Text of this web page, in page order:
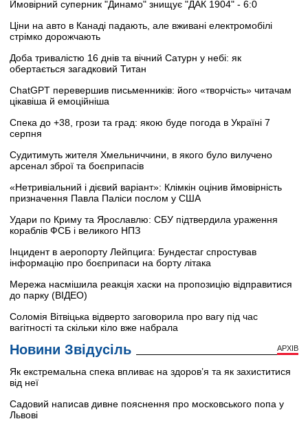
Ймовірний суперник "Динамо" знищує "ДАК 1904" - 6:0
Ціни на авто в Канаді падають, але вживані електромобілі
стрімко дорожчають
Доба тривалістю 16 днів та вічний Сатурн у небі: як
обертається загадковий Титан
ChatGPT перевершив письменників: його «творчість» читачам
цікавіша й емоційніша
Спека до +38, грози та град: якою буде погода в Україні 7
серпня
Судитимуть жителя Хмельниччини, в якого було вилучено
арсенал зброї та боєприпасів
«Нетривіальний і дієвий варіант»: Клімкін оцінив ймовірність
призначення Павла Паліси послом у США
Удари по Криму та Ярославлю: СБУ підтвердила ураження
кораблів ФСБ і великого НПЗ
Інцидент в аеропорту Лейпцига: Бундестаг спростував
інформацію про боєприпаси на борту літака
Мережа насмішила реакція хаски на пропозицію відправитися
до парку (ВІДЕО)
Соломія Вітвіцька відверто заговорила про вагу під час
вагітності та скільки кіло вже набрала
Новини Звідусіль АРХІВ
Як екстремальна спека впливає на здоров’я та як захиститися
від неї
Садовий написав дивне пояснення про московського попа у
Львові